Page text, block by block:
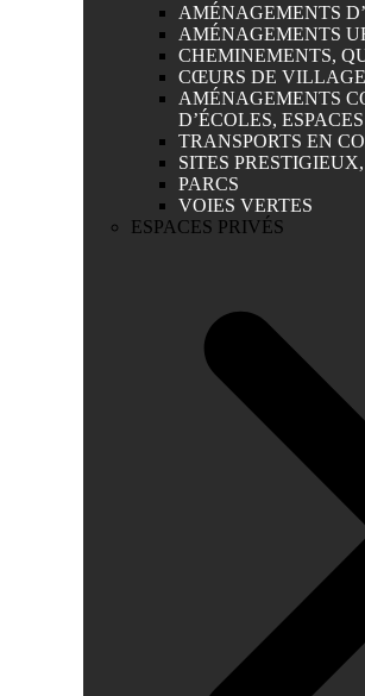
AMÉNAGEMENTS
AMÉNAGEMENTS
CHEMINEMENTS,
CŒURS DE
AMÉNAGEMENTS
D’ÉCOLES,
TRANSPORTS EN
SITES
PARCS
VOIES VERTES
ESPACES PRIVÉS